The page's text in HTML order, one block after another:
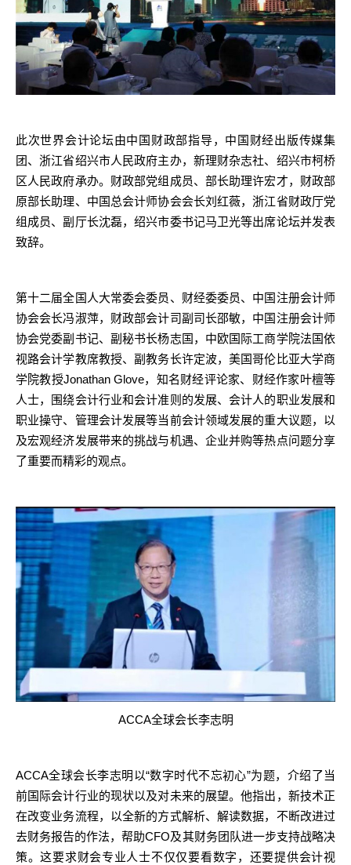
此次世界会计论坛由中国财政部指导，中国财经出版传媒集
团、浙江省绍兴市人民政府主办，新理财杂志社、绍兴市柯桥
区人民政府承办。财政部党组成员、部长助理许宏才，财政部
原部长助理、中国总会计师协会会长刘红薇，浙江省财政厅党
组成员、副厅长沈磊，绍兴市委书记马卫光等出席论坛并发表
致辞。
第十二届全国人大常委会委员、财经委委员、中国注册会计师
协会会长冯淑萍，财政部会计司副司长邵敏，中国注册会计师
协会党委副书记、副秘书长杨志国，中欧国际工商学院法国依
视路会计学教席教授、副教务长许定波，美国哥伦比亚大学商
学院教授Jonathan Glove，知名财经评论家、财经作家叶檀等
人士，围绕会计行业和会计准则的发展、会计人的职业发展和
职业操守、管理会计发展等当前会计领域发展的重大议题，以
及宏观经济发展带来的挑战与机遇、企业并购等热点问题分享
了重要而精彩的观点。
ACCA全球会长李志明
ACCA全球会长李志明以“数字时代不忘初心”为题，介绍了当
前国际会计行业的现状以及对未来的展望。他指出，新技术正
在改变业务流程，以全新的方式解析、解读数据，不断改进过
去财务报告的作法，帮助CFO及其财务团队进一步支持战略决
策。这要求财会专业人士不仅仅要看数字，还要提供会计视